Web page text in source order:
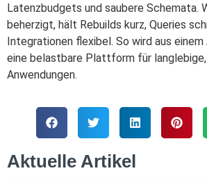
Latenzbudgets und saubere Schemata.
beherzigt, hält Rebuilds kurz, Queries
Integrationen flexibel. So wird aus
eine belastbare Plattform für
Anwendungen.
Aktuelle Artikel